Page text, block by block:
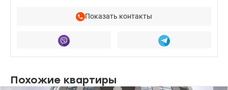
Показать контакты
Похожие квартиры